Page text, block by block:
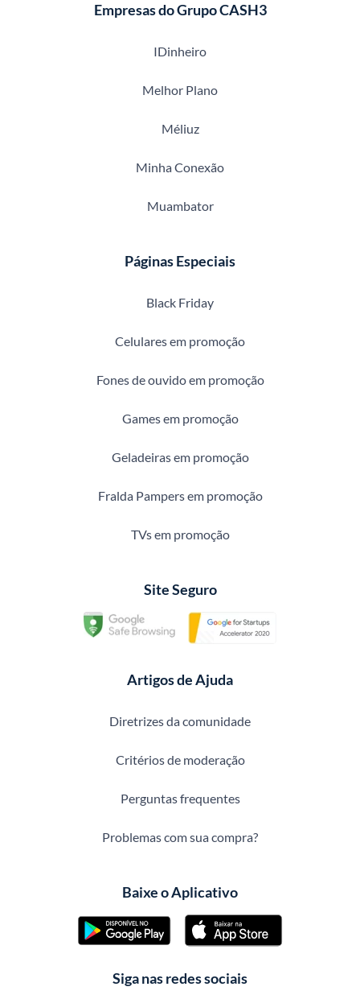
Empresas do Grupo CASH3
IDinheiro
Melhor Plano
Méliuz
Minha Conexão
Muambator
Páginas Especiais
Black Friday
Celulares em promoção
Fones de ouvido em promoção
Games em promoção
Geladeiras em promoção
Fralda Pampers em promoção
TVs em promoção
Site Seguro
Artigos de Ajuda
Diretrizes da comunidade
Critérios de moderação
Perguntas frequentes
Problemas com sua compra?
Baixe o Aplicativo
Siga nas redes sociais